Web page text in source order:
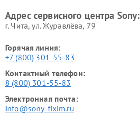
Адрес сервисного центра Sony:
г. Чита, ул. Журавлёва, 79
Горячая линия:
+7 (800) 301-55-83
Контактный телефон:
8 (800) 301-55-83
Электронная почта:
info@sony-fixim.ru